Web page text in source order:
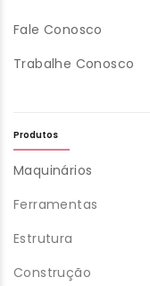
Fale Conosco
Trabalhe Conosco
Produtos
Maquinários
Ferramentas
Estrutura
Construção